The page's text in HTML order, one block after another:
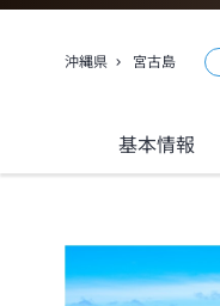
沖縄県 宮古島
基本情報